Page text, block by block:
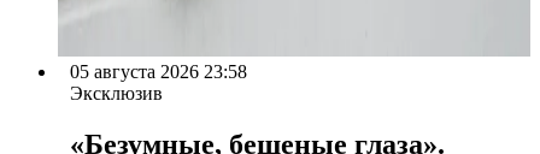
05 августа 2026 23:58
Эксклюзив
«Безумные, бешеные глаза».